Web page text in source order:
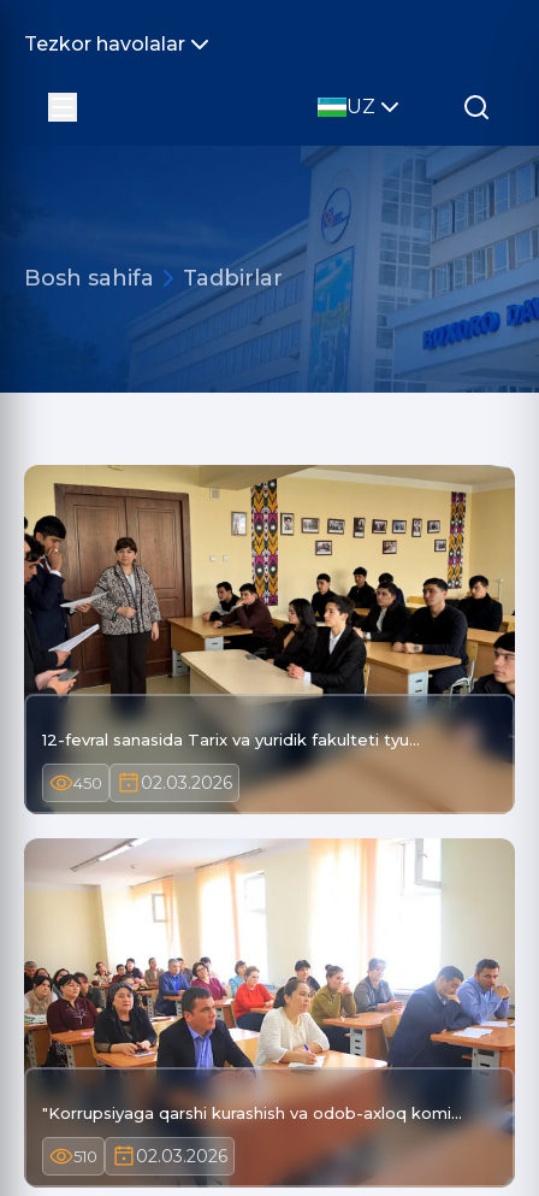
Tezkor havolalar
UZ
Bosh sahifa Tadbirlar
12-fevral sanasida Tarix va yuridik fakulteti tyu…
450 02.03.2026
"Korrupsiyaga qarshi kurashish va odob-axloq komi…
510 02.03.2026